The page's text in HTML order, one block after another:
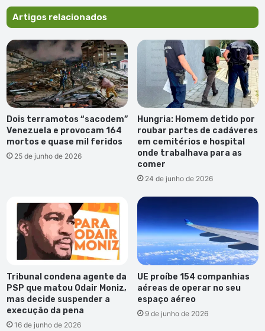
Artigos relacionados
Dois terramotos “sacodem”
Venezuela e provocam 164
mortos e quase mil feridos
25 de junho de 2026
Hungria: Homem detido por
roubar partes de cadáveres
em cemitérios e hospital
onde trabalhava para as
comer
24 de junho de 2026
Tribunal condena agente da
PSP que matou Odair Moniz,
mas decide suspender a
execução da pena
16 de junho de 2026
UE proíbe 154 companhias
aéreas de operar no seu
espaço aéreo
9 de junho de 2026